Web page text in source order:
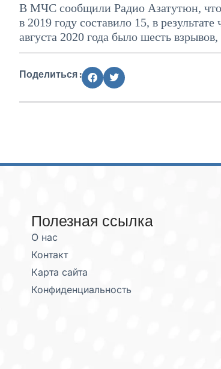
В МЧС сообщили Радио Азатутюн, что,
в 2019 году составило 15, в
августа 2020 года было шесть
Поделиться :
Полезная ссылка
О нас
Контакт
Карта сайта
Конфиденциальность